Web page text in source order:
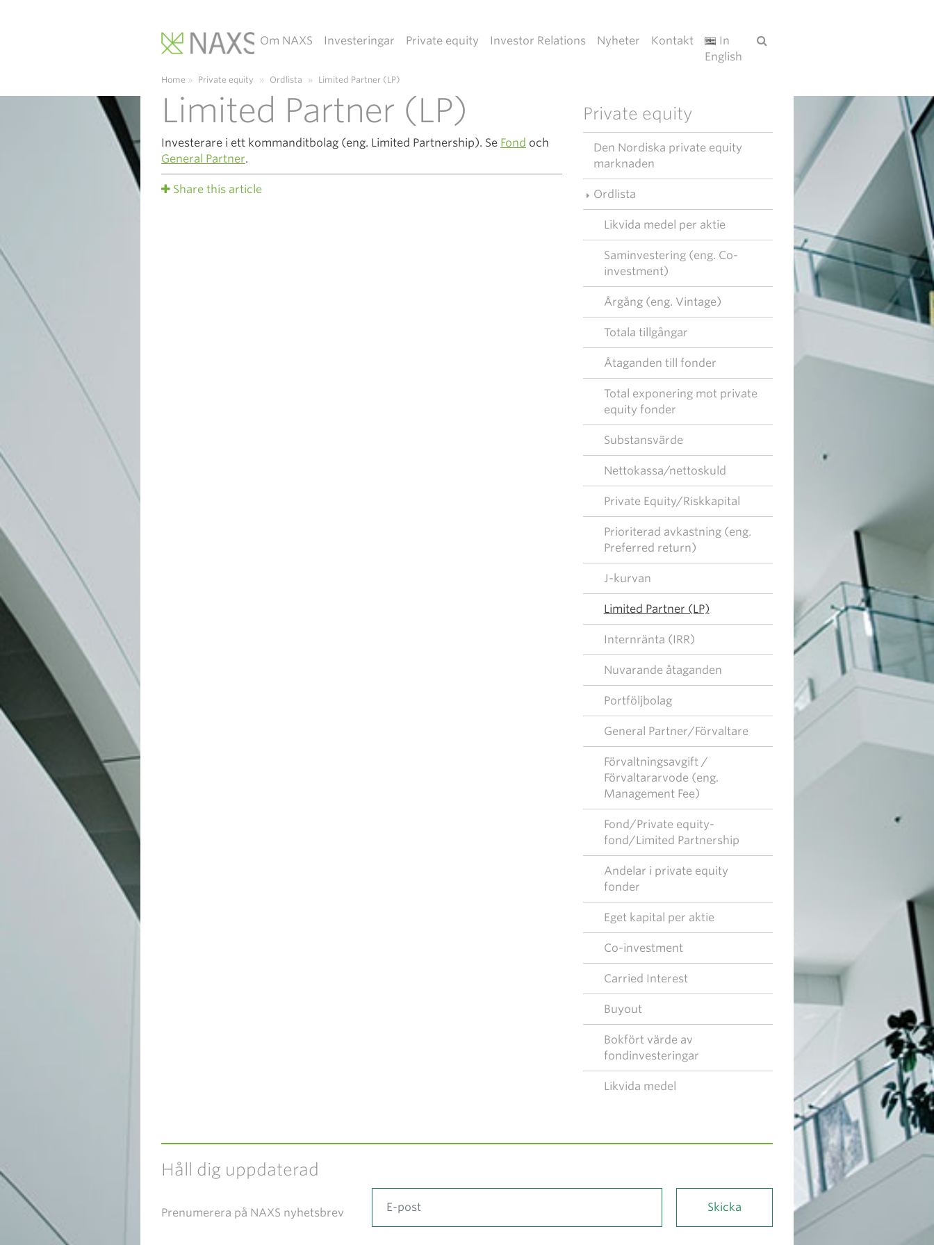
Om NAXS Investeringar Private equity Investor Relations Nyheter Kontakt
In
English
Home » Private equity » Ordlista » Limited Partner (LP)
Limited Partner (LP)
Investerare i ett kommanditbolag (eng. Limited Partnership). Se Fond och
General Partner.
Share this article
Private equity
Den Nordiska private equity
marknaden
Ordlista
Likvida medel per aktie
Saminvestering (eng. Co-
investment)
Årgång (eng. Vintage)
Totala tillgångar
Åtaganden till fonder
Total exponering mot private
equity fonder
Substansvärde
Nettokassa/nettoskuld
Private Equity/Riskkapital
Prioriterad avkastning (eng.
Preferred return)
J-kurvan
Limited Partner (LP)
Internränta (IRR)
Nuvarande åtaganden
Portföljbolag
General Partner/Förvaltare
Förvaltningsavgift /
Förvaltararvode (eng.
Management Fee)
Fond/Private equity-
fond/Limited Partnership
Andelar i private equity
fonder
Eget kapital per aktie
Co-investment
Carried Interest
Buyout
Bokfört värde av
fondinvesteringar
Likvida medel
Håll dig uppdaterad
Prenumerera på NAXS nyhetsbrev